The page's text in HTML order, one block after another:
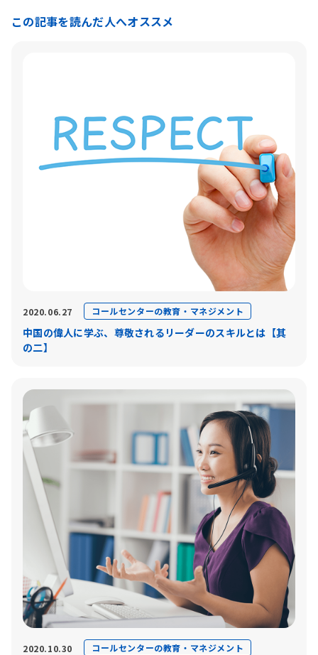
この記事を読んだ人へオススメ
2020.06.27 コールセンターの教育・マネジメント
中国の偉人に学ぶ、尊敬されるリーダーのスキルとは【其
の二】
2020.10.30 コールセンターの教育・マネジメント